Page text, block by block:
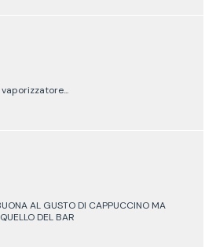
AL GUSTO DI CAPPUCCINO MA
DEL BAR